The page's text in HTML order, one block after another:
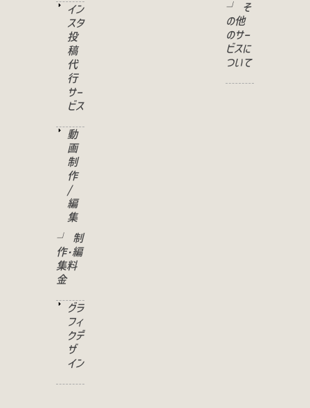
イン
スタ
投
稿
代
行
サー
ビス
動
画
制
作
/
編
集
└ 制
作･編
集料
金
グラ
フィ
クデ
ザ
イン
└ そ
の他
のサー
ビスに
ついて